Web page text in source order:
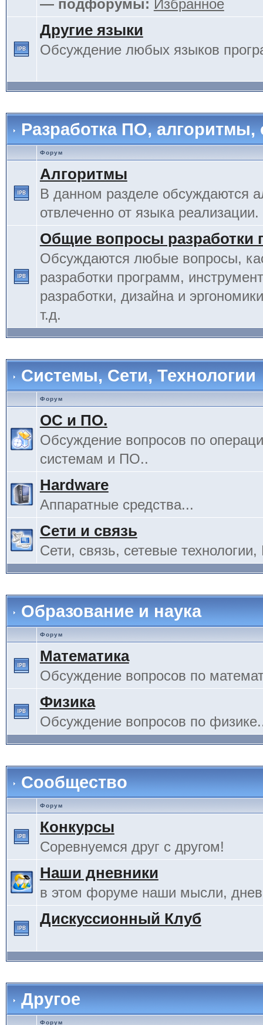
— подфорумы: Избранное
Другие языки
Обсуждение любых языков
Разработка ПО,
Форум
Алгоритмы
В данном разделе обсуждаются
отвлеченно от языка реализации.
Общие вопросы разработки
Обсуждаются любые вопросы,
разработки программ,
разработки, дизайна и
т.д.
Системы, Сети, Технологии
Форум
ОС и ПО.
Обсуждение вопросов по
системам и ПО..
Hardware
Аппаратные средства...
Сети и связь
Сети, связь, сетевые технологии,
Образование и наука
Форум
Математика
Обсуждение вопросов по
Физика
Обсуждение вопросов по
Сообщество
Форум
Конкурсы
Соревнуемся друг с другом!
Наши дневники
в этом форуме наши мысли,
Дискуссионный Клуб
Другое
Форум